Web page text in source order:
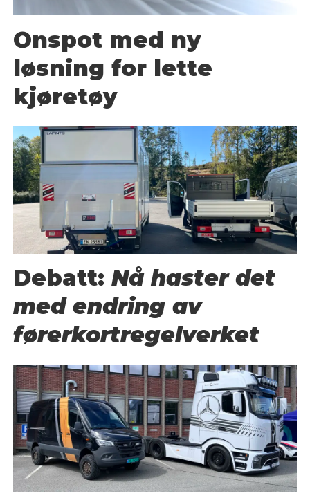
Onspot med ny
løsning for lette
kjøretøy
Debatt:Nå haster det
med endring av
førerkortregelverket